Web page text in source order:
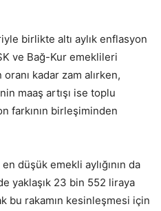
birlikte altı aylık enflasyon
ve Bağ-Kur emeklileri
kadar zam alırken,
maaş artışı ise toplu
farkının birleşiminden
düşük emekli aylığının da
yaklaşık 23 bin 552 liraya
bu rakamın kesinleşmesi için